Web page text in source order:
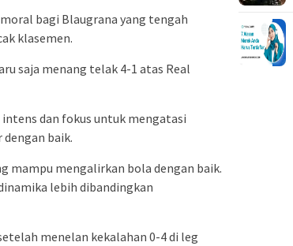
bagi Blaugrana yang tengah
klasemen.
saja menang telak 4-1 atas Real
dan fokus untuk mengatasi
baik.
mampu mengalirkan bola dengan baik.
lebih dibandingkan
menelan kekalahan 0-4 di leg